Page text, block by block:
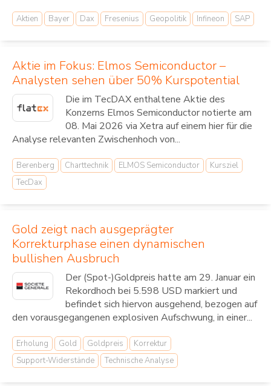
Aktien Bayer Dax Fresenius Geopolitik Infineon SAP
Aktie im Fokus: Elmos Semiconductor –
Analysten sehen über 50% Kurspotential
Die im TecDAX enthaltene Aktie des
Konzerns Elmos Semiconductor notierte am
08. Mai 2026 via Xetra auf einem hier für die
Analyse relevanten Zwischenhoch von...
Berenberg Charttechnik ELMOS Semiconductor
Kursziel
TecDax
Gold zeigt nach ausgeprägter
Korrekturphase einen dynamischen
bullishen Ausbruch
Der (Spot-)Goldpreis hatte am 29. Januar ein
Rekordhoch bei 5.598 USD markiert und
befindet sich hiervon ausgehend, bezogen auf
den vorausgegangenen explosiven Aufschwung, in einer...
Erholung Gold Goldpreis
Korrektur
Support-Widerstände
Technische Analyse